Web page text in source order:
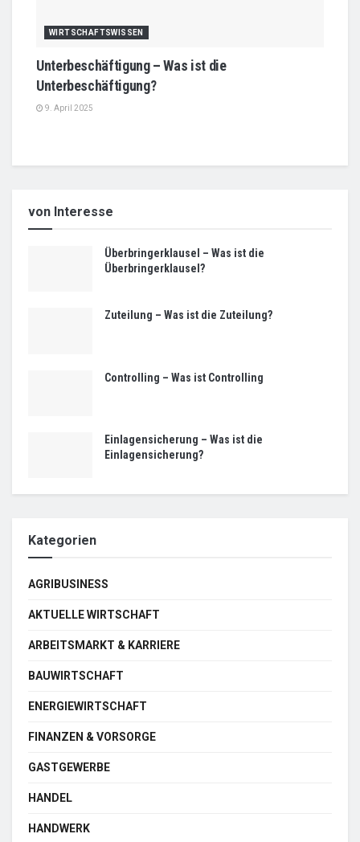
WIRTSCHAFTSWISSEN
Unterbeschäftigung – Was ist die
Unterbeschäftigung?
9. April 2025
von Interesse
Überbringerklausel – Was ist die
Überbringerklausel?
Zuteilung – Was ist die Zuteilung?
Controlling – Was ist Controlling
Einlagensicherung – Was ist die
Einlagensicherung?
Kategorien
AGRIBUSINESS
AKTUELLE WIRTSCHAFT
ARBEITSMARKT & KARRIERE
BAUWIRTSCHAFT
ENERGIEWIRTSCHAFT
FINANZEN & VORSORGE
GASTGEWERBE
HANDEL
HANDWERK